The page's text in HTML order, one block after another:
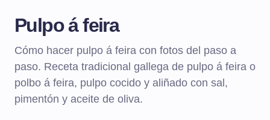
Pulpo á feira
Cómo hacer pulpo á feira con fotos del paso a
paso. Receta tradicional gallega de pulpo á feira o
polbo á feira, pulpo cocido y aliñado con sal,
pimentón y aceite de oliva.